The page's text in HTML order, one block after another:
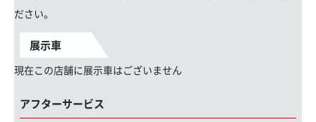
ださい。
展示車
現在この店舗に展示車はございません
アフターサービス